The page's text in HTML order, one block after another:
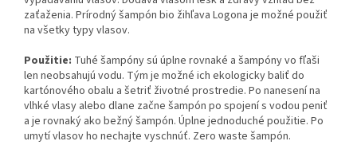
zaťaženia. Prírodný šampón bio žihľava Logona je možné použiť
na všetky typy vlasov.
Použitie: Tuhé šampóny sú úplne rovnaké a šampóny vo fľaši
len neobsahujú vodu. Tým je možné ich ekologicky baliť do
kartónového obalu a šetriť životné prostredie. Po nanesení na
vlhké vlasy alebo dlane začne šampón po spojení s vodou peniť
a je rovnaký ako bežný šampón. Úplne jednoduché použitie. Po
umytí vlasov ho nechajte vyschnúť. Zero waste šampón.